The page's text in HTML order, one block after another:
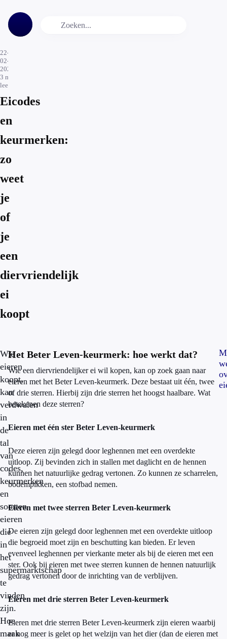
22-
02-
2024
3 min.
leestijd
Eicodes
en
keurmerken:
zo
weet
je
of
je
een
diervriendelijk
ei
koopt
Wie
eieren
koopt,
kan
verdwalen
in
de
tal
van
codes,
keurmerken
en
soorten
eieren
die
in
het
supermarktschap
te
vinden
zijn.
Hoe
maak
Het Beter Leven-keurmerk: hoe werkt dat?
Wie een diervriendelijker ei wil kopen, kan op zoek gaan naar
eieren met het Beter Leven-keurmerk. Deze bestaat uit één, twee
of drie sterren. Hierbij zijn drie sterren het hoogst haalbare. Wat
betekenen deze sterren?
Eieren met één ster Beter Leven-keurmerk
Deze eieren zijn gelegd door leghennen met een overdekte
uitloop. Zij bevinden zich in stallen met daglicht en de hennen
kunnen het natuurlijke gedrag vertonen. Zo kunnen ze scharrelen,
bodempikken, een stofbad nemen.
Eieren met twee sterren Beter Leven-keurmerk
De eieren zijn gelegd door leghennen met een overdekte uitloop
die begroeid moet zijn en beschutting kan bieden. Er leven
evenveel leghennen per vierkante meter als bij de eieren met een
ster. Ook bij eieren met twee sterren kunnen de hennen natuurlijk
gedrag vertonen door de inrichting van de verblijven.
Eieren met drie sterren Beter Leven-keurmerk
Eieren met drie sterren Beter Leven-keurmerk zijn eieren waarbij
er nog meer is gelet op het welzijn van het dier (dan de eieren met